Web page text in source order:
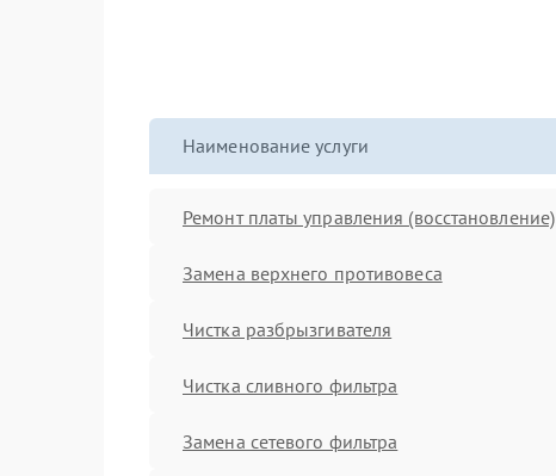
Наименование услуги
Ремонт платы управления (восстановление)
Замена верхнего противовеса
Чистка разбрызгивателя
Чистка сливного фильтра
Замена сетевого фильтра